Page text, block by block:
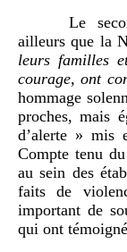
Le
ailleurs que la
leurs familles
courage, ont
hommage
proches, mais
d’alerte » mis
Compte tenu
au sein des
faits de
important de
qui ont